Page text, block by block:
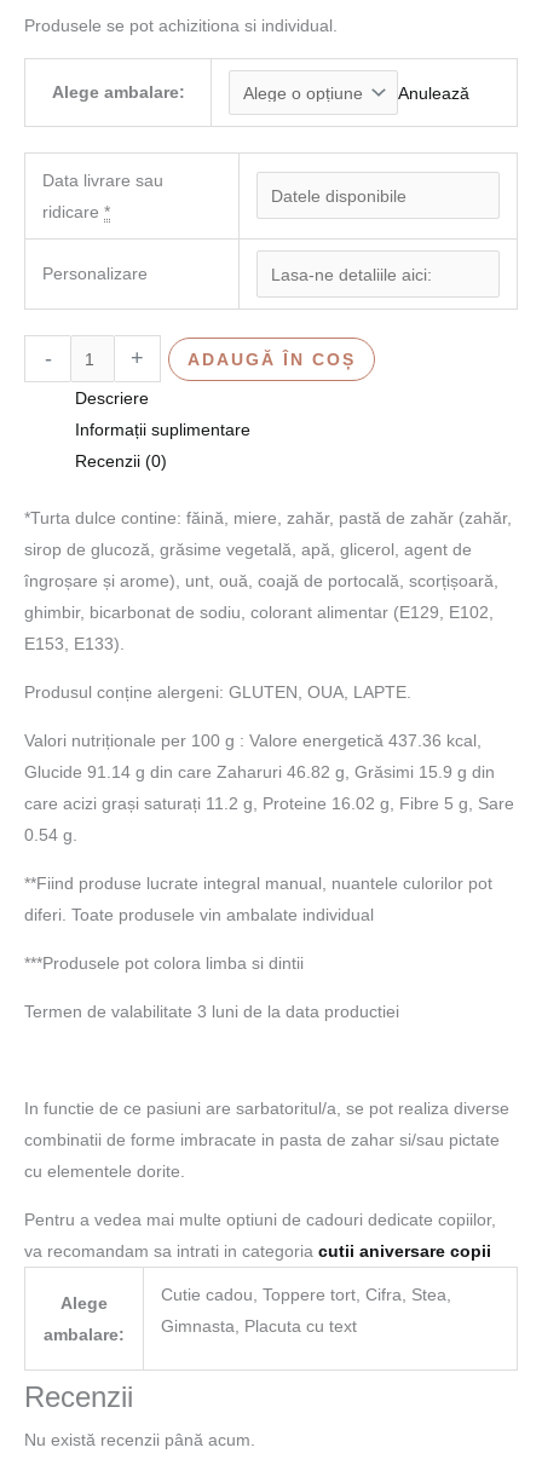
Produsele se pot achizitiona si individual.
Alege ambalare: Anulează
Data livrare sau
ridicare *
Personalizare
- +
ADAUGĂ ÎN COȘ
Descriere
Informații suplimentare
Recenzii (0)
*Turta dulce contine: făină, miere, zahăr, pastă de zahăr (zahăr,
sirop de glucoză, grăsime vegetală, apă, glicerol, agent de
îngroșare și arome), unt, ouă, coajă de portocală, scorțișoară,
ghimbir, bicarbonat de sodiu, colorant alimentar (E129, E102,
E153, E133).
Produsul conține alergeni: GLUTEN, OUA, LAPTE.
Valori nutriționale per 100 g : Valore energetică 437.36 kcal,
Glucide 91.14 g din care Zaharuri 46.82 g, Grăsimi 15.9 g din
care acizi grași saturați 11.2 g, Proteine 16.02 g, Fibre 5 g, Sare
0.54 g.
**Fiind produse lucrate integral manual, nuantele culorilor pot
diferi. Toate produsele vin ambalate individual
***Produsele pot colora limba si dintii
Termen de valabilitate 3 luni de la data productiei
In functie de ce pasiuni are sarbatoritul/a, se pot realiza diverse
combinatii de forme imbracate in pasta de zahar si/sau pictate
cu elementele dorite.
Pentru a vedea mai multe optiuni de cadouri dedicate copiilor,
va recomandam sa intrati in categoria cutii aniversare copii
Alege
ambalare:
Cutie cadou, Toppere tort, Cifra, Stea,
Gimnasta, Placuta cu text
Recenzii
Nu există recenzii până acum.